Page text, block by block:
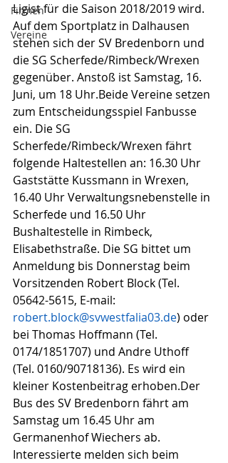
Firmen
Vereine
Ligist für die Saison 2018/2019 wird.
Auf dem Sportplatz in Dalhausen
stehen sich der SV Bredenborn und
die SG Scherfede/Rimbeck/Wrexen
gegenüber. Anstoß ist Samstag, 16.
Juni, um 18 Uhr.Beide Vereine setzen
zum Entscheidungsspiel Fanbusse
ein. Die SG
Scherfede/Rimbeck/Wrexen fährt
folgende Haltestellen an: 16.30 Uhr
Gaststätte Kussmann in Wrexen,
16.40 Uhr Verwaltungsnebenstelle in
Scherfede und 16.50 Uhr
Bushaltestelle in Rimbeck,
Elisabethstraße. Die SG bittet um
Anmeldung bis Donnerstag beim
Vorsitzenden Robert Block (Tel.
05642-5615, E-mail:
robert.block@svwestfalia03.de) oder
bei Thomas Hoffmann (Tel.
0174/1851707) und Andre Uthoff
(Tel. 0160/90718136). Es wird ein
kleiner Kostenbeitrag erhoben.Der
Bus des SV Bredenborn fährt am
Samstag um 16.45 Uhr am
Germanenhof Wiechers ab.
Interessierte melden sich beim